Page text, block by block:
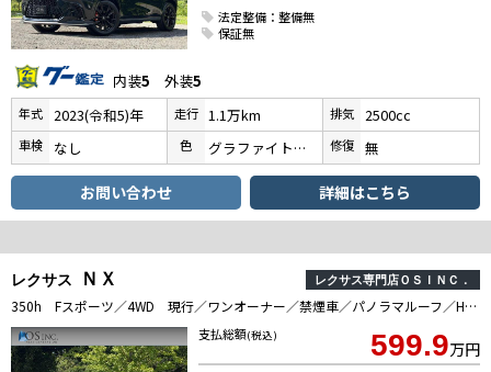
法定整備：整備無
保証無
内装5 外装5
年式 2023(令和5)年 走行 1.1万km 排気 2500cc
車検 なし 色 グラファイトブラックガラスフレーク 修復 無
お問い合わせ 詳細はこちら
レクサス ＮＸ レクサス専門店ＯＳＩＮＣ．
350h Fスポーツ／4WD 現行／ワンオーナー／禁煙車／パノラマルーフ／HUD／BSM／オレンジキャリパー／デジタルインナーミラー／全周囲カメラ／シートヒーター・エアコン／電動リアゲート／レーダークルーズ／コーナーセンサ／ETC
支払総額(税込) 599.9万円